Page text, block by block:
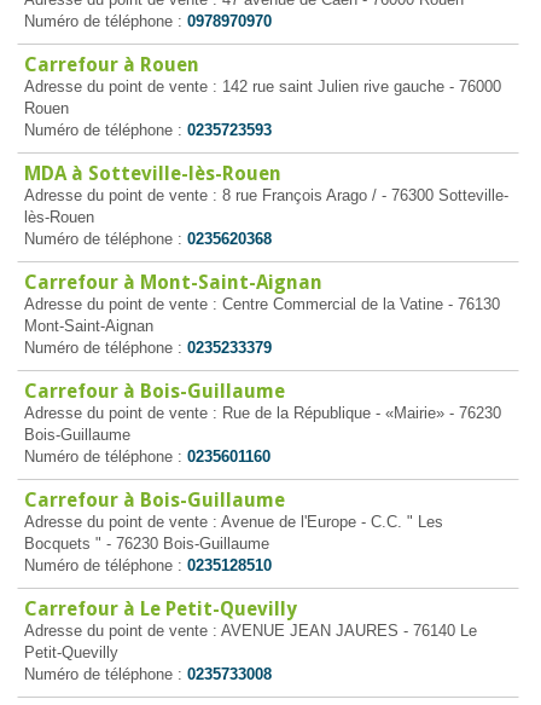
Numéro de téléphone : 0978970970
Carrefour à Rouen
Adresse du point de vente : 142 rue saint Julien rive gauche - 76000
Rouen
Numéro de téléphone : 0235723593
MDA à Sotteville-lès-Rouen
Adresse du point de vente : 8 rue François Arago / - 76300 Sotteville-
lès-Rouen
Numéro de téléphone : 0235620368
Carrefour à Mont-Saint-Aignan
Adresse du point de vente : Centre Commercial de la Vatine - 76130
Mont-Saint-Aignan
Numéro de téléphone : 0235233379
Carrefour à Bois-Guillaume
Adresse du point de vente : Rue de la République - «Mairie» - 76230
Bois-Guillaume
Numéro de téléphone : 0235601160
Carrefour à Bois-Guillaume
Adresse du point de vente : Avenue de l'Europe - C.C. " Les
Bocquets " - 76230 Bois-Guillaume
Numéro de téléphone : 0235128510
Carrefour à Le Petit-Quevilly
Adresse du point de vente : AVENUE JEAN JAURES - 76140 Le
Petit-Quevilly
Numéro de téléphone : 0235733008